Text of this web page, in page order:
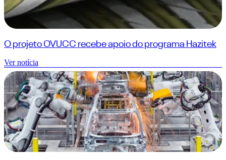
O projeto OVUCC recebe apoio do programa Hazitek
Ver notícia